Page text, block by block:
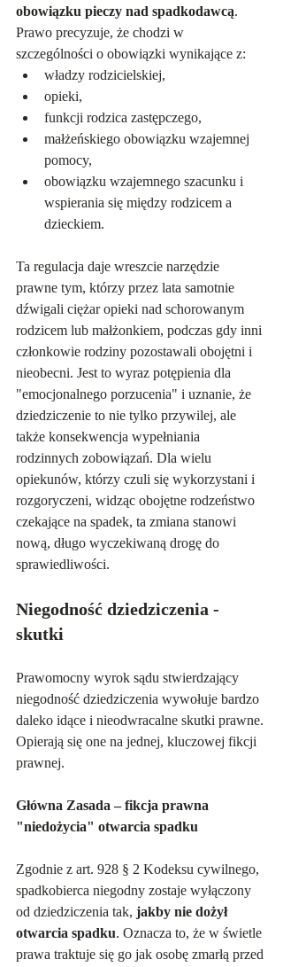
obowiązku pieczy nad spadkodawcą.
Prawo precyzuje, że chodzi w
szczególności o obowiązki wynikające z:
władzy rodzicielskiej,
opieki,
funkcji rodzica zastępczego,
małżeńskiego obowiązku wzajemnej
pomocy,
obowiązku wzajemnego szacunku i
wspierania się między rodzicem a
dzieckiem.
Ta regulacja daje wreszcie narzędzie
prawne tym, którzy przez lata samotnie
dźwigali ciężar opieki nad schorowanym
rodzicem lub małżonkiem, podczas gdy inni
członkowie rodziny pozostawali obojętni i
nieobecni. Jest to wyraz potępienia dla
"emocjonalnego porzucenia" i uznanie, że
dziedziczenie to nie tylko przywilej, ale
także konsekwencja wypełniania
rodzinnych zobowiązań. Dla wielu
opiekunów, którzy czuli się wykorzystani i
rozgoryczeni, widząc obojętne rodzeństwo
czekające na spadek, ta zmiana stanowi
nową, długo wyczekiwaną drogę do
sprawiedliwości.
Niegodność dziedziczenia -
skutki
Prawomocny wyrok sądu stwierdzający
niegodność dziedziczenia wywołuje bardzo
daleko idące i nieodwracalne skutki prawne.
Opierają się one na jednej, kluczowej fikcji
prawnej.
Główna Zasada – fikcja prawna
"niedożycia" otwarcia spadku
Zgodnie z art. 928 § 2 Kodeksu cywilnego,
spadkobierca niegodny zostaje wyłączony
od dziedziczenia tak, jakby nie dożył
otwarcia spadku. Oznacza to, że w świetle
prawa traktuje się go jak osobę zmarłą przed